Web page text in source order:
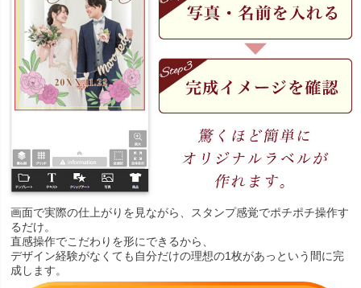
画面で実際の仕上がりを見ながら、スタンプ感覚でポチポチ操作す
るだけ。
直感操作でこだわりを形にできるから、
デザイン経験がなくても自分だけの理想の1枚があっという間に完
成します。